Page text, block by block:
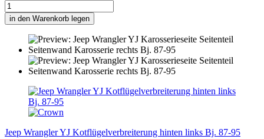
in den Warenkorb legen
Jeep Wrangler YJ Kotflügelverbreiterung hinten links Bj. 87-95